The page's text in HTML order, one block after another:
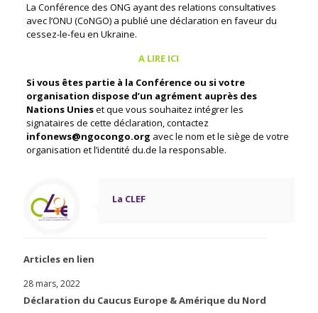
La Conférence des ONG ayant des relations consultatives
avec l’ONU (CoNGO) a publié une déclaration en faveur du
cessez-le-feu en Ukraine.
A LIRE ICI
Si vous êtes partie à la Conférence ou si votre
organisation dispose d’un agrément auprès des
Nations Unieset que vous souhaitez intégrer les
signataires de cette déclaration, contactez
infonews@ngocongo.org avec le nom et le siège de votre
organisation et l’identité du.de la responsable.
La CLEF
Articles en lien
28 mars, 2022
Déclaration du Caucus Europe & Amérique du Nord